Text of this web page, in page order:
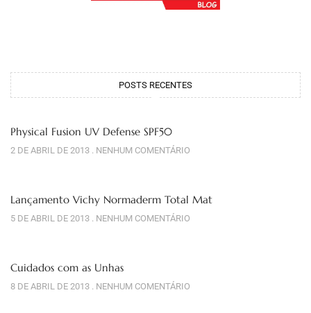
POSTS RECENTES
Physical Fusion UV Defense SPF50
2 DE ABRIL DE 2013 NENHUM COMENTÁRIO
Lançamento Vichy Normaderm Total Mat
5 DE ABRIL DE 2013 NENHUM COMENTÁRIO
Cuidados com as Unhas
8 DE ABRIL DE 2013 NENHUM COMENTÁRIO